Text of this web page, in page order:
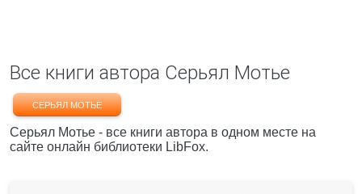
Все книги автора Серьял Мотье
СЕРЬЯЛ МОТЬЕ
Серьял Мотье - все книги автора в одном месте на
сайте онлайн библиотеки LibFox.